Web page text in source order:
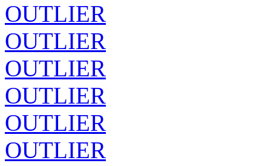
OUTLIER
OUTLIER
OUTLIER
OUTLIER
OUTLIER
OUTLIER